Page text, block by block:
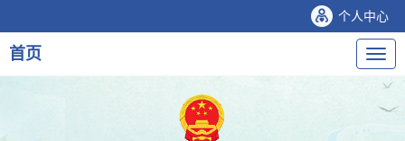
个人中心
导
航
首页